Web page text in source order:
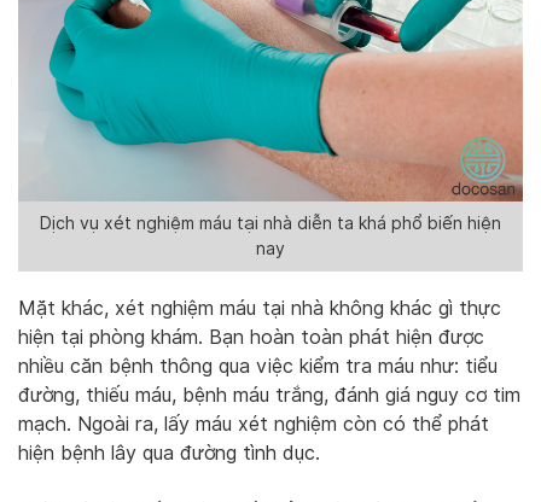
Dịch vụ xét nghiệm máu tại nhà diễn ta khá phổ biến hiện
nay
Mặt khác, xét nghiệm máu tại nhà không khác gì thực
hiện tại phòng khám. Bạn hoàn toàn phát hiện được
nhiều căn bệnh thông qua việc kiểm tra máu như: tiểu
đường, thiếu máu, bệnh máu trắng, đánh giá nguy cơ tim
mạch. Ngoài ra, lấy máu xét nghiệm còn có thể phát
hiện bệnh lây qua đường tình dục.